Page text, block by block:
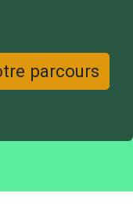
parcours